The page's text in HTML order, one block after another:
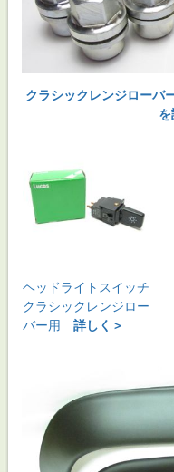
クラシックレンジローバ
ヘッドライトスイッチ
クラシックレンジロー
バー用 詳しく＞